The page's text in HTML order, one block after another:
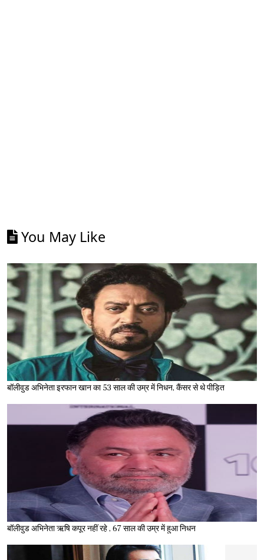
You May Like
बॉलीवुड अभिनेता इरफान खान का 53 साल की उम्र में निधन, कैंसर से थे पीड़ित
बॉलीवुड अभिनेता ऋषि कपूर नहीं रहे , 67 साल की उम्र में हुआ निधन